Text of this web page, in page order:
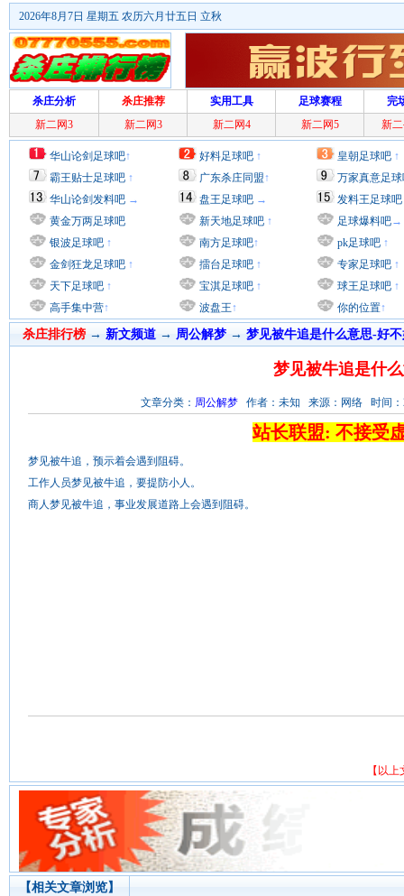
2026年8月7日 星期五 农历六月廿五日 立秋
杀庄分析 杀庄推荐 实用工具 足球赛程
完
新二网3
新二网3 新二网4 新二网5 新
华山论剑足球吧↑
霸王贴士足球吧 ↑
华山论剑发料吧 →
黄金万两足球吧
银波足球吧 ↑
金剑狂龙足球吧 ↑
天下足球吧 ↑
高手集中营↑
好料足球吧 ↑
广东杀庄同盟↑
盘王足球吧 →
新天地足球吧 ↑
南方足球吧↑
擂台足球吧 ↑
宝淇足球吧 ↑
波盘王↑
皇朝足球吧 ↑
万家真意足
发料王足球吧
足球爆料吧→
pk足球吧 ↑
专家足球吧 ↑
球王足球吧 ↑
你的位置↑
杀庄排行榜 → 新文频道→ 周公解梦 → 梦见被牛追是什么意思-好
梦见被牛追是什
文章分类： 周公解梦 作者：未知 来源：网络 时间：
站长联盟: 不接受
梦见被牛追，预示着会遇到阻碍。
工作人员梦见被牛追，要提防小人。
商人梦见被牛追，事业发展道路上会遇到阻碍。
【以
【相关文章浏览】